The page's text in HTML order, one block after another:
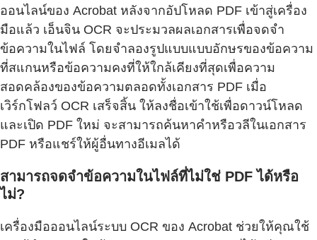
ออนไลน์ของ Acrobat หลังจากอัปโหลด PDF เข้าสู่เครื่อง
มือแล้ว เอ็นจิน OCR จะประมวลผลเอกสารเพื่อจดจำ
ข้อความในไฟล์ โดยจำลองรูปแบบแบบอักษรของข้อความ
ที่สแกนหรือข้อความคงที่ให้ใกล้เคียงที่สุดเพื่อความ
สอดคล้องของข้อความตลอดทั้งเอกสาร PDF เมื่อ
เวิร์กโฟลว์ OCR เสร็จสิ้น ให้ลงชื่อเข้าใช้เพื่อดาวน์โหลด
และเปิด PDF ใหม่ จะสามารถค้นหาคำหรือวลีในเอกสาร
PDF หรือแชร์ให้ผู้อื่นทางอีเมลได้
สามารถจดจำข้อความในไฟล์ที่ไม่ใช่ PDF ได้หรือ
ไม่?
เครื่องมือออนไลน์ระบบ OCR ของ Acrobat ช่วยให้คุณใช้